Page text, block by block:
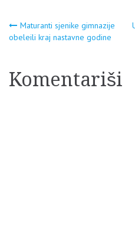
Navigacija
Maturanti sjenike gimnazije
obeleili kraj nastavne godine
Komentariši